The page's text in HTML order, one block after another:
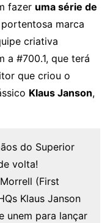
fazer uma série de
marca
criativa
a #700.1, que terá
que criou o
Klaus Janson,
do Superior
volta!
(First
Klaus Janson
unem para lançar